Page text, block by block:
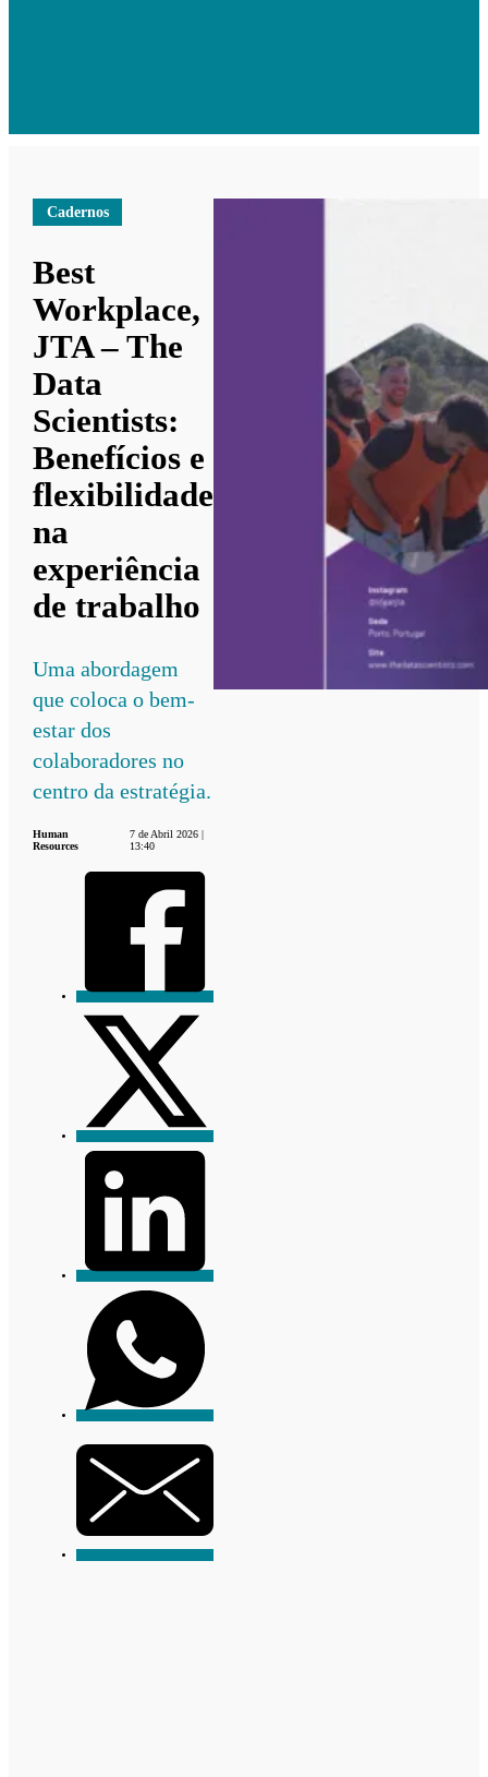
Cadernos
Best
Workplace,
JTA – The
Data
Scientists:
Benefícios e
flexibilidade
na
experiência
de trabalho
Uma abordagem
que coloca o bem-
estar dos
colaboradores no
centro da estratégia.
Human
Resources
7 de Abril 2026 |
13:40